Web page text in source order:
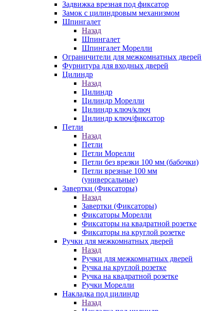
Задвижка врезная под фиксатор
Замок с цилиндровым механизмом
Шпингалет
Назад
Шпингалет
Шпингалет Морелли
Ограничители для межкомнатных дверей
Фурнитура для входных дверей
Цилиндр
Назад
Цилиндр
Цилиндр Морелли
Цилиндр ключ/ключ
Цилиндр ключ/фиксатор
Петли
Назад
Петли
Петли Морелли
Петли без врезки 100 мм (бабочки)
Петли врезные 100 мм
(универсальные)
Завертки (Фиксаторы)
Назад
Завертки (Фиксаторы)
Фиксаторы Морелли
Фиксаторы на квадратной розетке
Фиксаторы на круглой розетке
Ручки для межкомнатных дверей
Назад
Ручки для межкомнатных дверей
Ручка на круглой розетке
Ручка на квадратной розетке
Ручки Морелли
Накладка под цилиндр
Назад